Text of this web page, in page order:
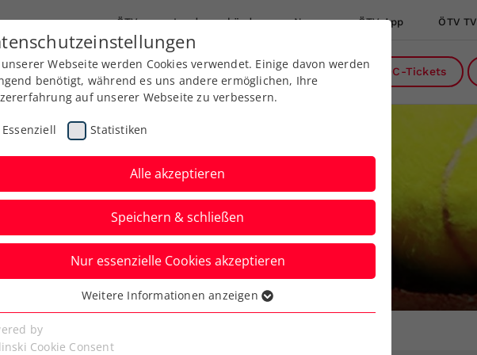
ÖTV Landesverbände News ÖTV App ÖTV TV
Ausbildung Services Über uns Kreise DC-Tickets
Aktuelle News
Webseite werden Cookies verwendet. Einige davon werden
benötigt, während es uns andere ermöglichen, Ihre
auf unserer Webseite zu verbessern.
Essenziell Statistiken
Alle akzeptieren
Speichern & schließen
Nur essenzielle Cookies akzeptieren
Cookies werden für grundlegende Funktionen der
benötigt. Dadurch ist gewährleistet, dass die Webseite
Weitere Informationen anzeigen
by
Cookie Consent